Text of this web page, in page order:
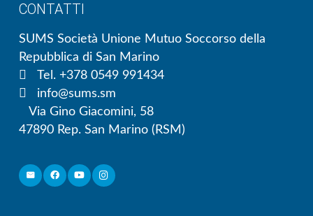
CONTATTI
SUMS Società Unione Mutuo Soccorso della
Repubblica di San Marino
Tel. +378 0549 991434
info@sums.sm
Via Gino Giacomini, 58
47890 Rep. San Marino (RSM)